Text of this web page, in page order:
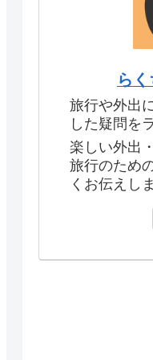
ら
旅行や外出
した疑問を
楽しい外出
旅行のため
くお伝えし